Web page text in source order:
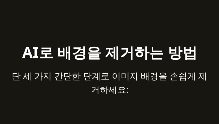
AI로 배경을 제거하는 방법
단 세 가지 간단한 단계로 이미지 배경을 손쉽게 제
거하세요: